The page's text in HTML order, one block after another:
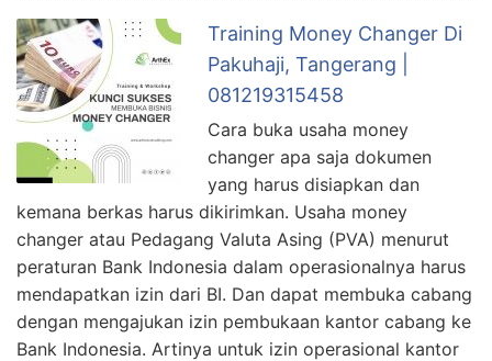
Training Money Changer Di
Pakuhaji, Tangerang |
081219315458
Cara buka usaha money
changer apa saja dokumen
yang harus disiapkan dan
kemana berkas harus dikirimkan. Usaha money
changer atau Pedagang Valuta Asing (PVA) menurut
peraturan Bank Indonesia dalam operasionalnya harus
mendapatkan izin dari BI. Dan dapat membuka cabang
dengan mengajukan izin pembukaan kantor cabang ke
Bank Indonesia. Artinya untuk izin operasional kantor